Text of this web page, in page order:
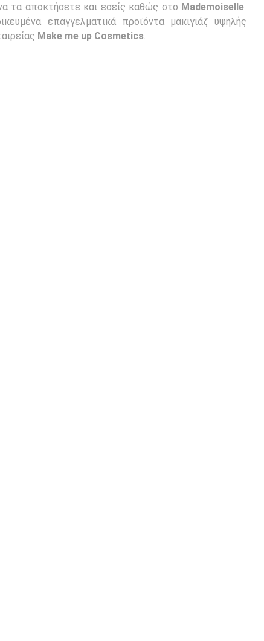
τα αποκτήσετε και εσείς καθώς στο Mademoiselle
επαγγελματικά προϊόντα μακιγιάζ υψηλής
Make me up Cosmetics